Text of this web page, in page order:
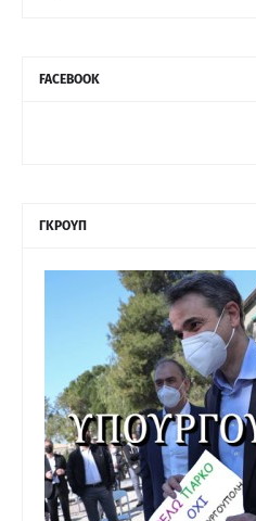
FACEBOOK
ΓΚΡΟΥΠ